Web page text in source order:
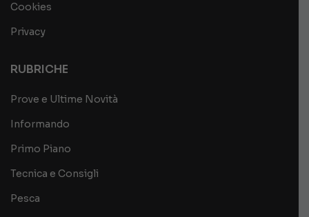
Cookies
Privacy
RUBRICHE
Prove e Ultime Novità
Informando
Primo Piano
Tecnica e Consigli
Pesca